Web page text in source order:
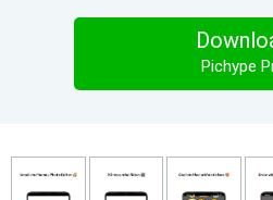
Pichype